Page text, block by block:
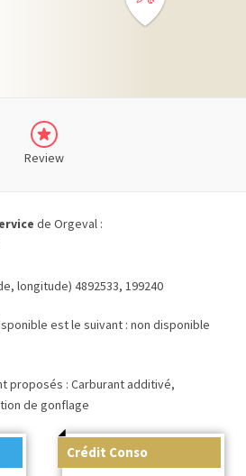
Review
de Orgeval :
longitude) 4892533, 199240
est le suivant : non disponible
proposés : Carburant additivé,
de gonflage
Crédit Conso